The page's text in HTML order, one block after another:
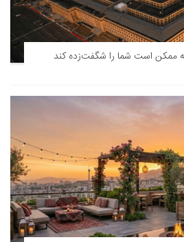
که ممکن است شما را شگفت‌زده کند